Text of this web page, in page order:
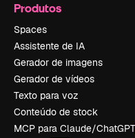
Produtos
Spaces
Assistente de IA
Gerador de imagens
Gerador de vídeos
Texto para voz
Conteúdo de stock
MCP para Claude/ChatGPT